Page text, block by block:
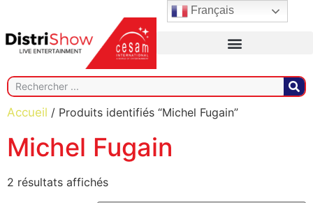
Accueil / Produits identifiés “Michel Fugain”
Michel Fugain
2 résultats affichés
Français